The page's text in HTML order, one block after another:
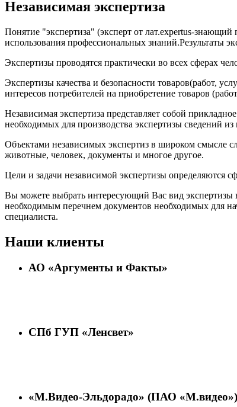
Независимая экспертиза
Понятие "экспертиза" (эксперт от лат.expertus-
использования профессиональных знаний.Результаты
Экспертизы проводятся практически во всех сферах
Экспертизы качества и безопасности товаров(работ,
интересов потребителей на приобретение товаров
Независимая экспертиза представляет собой
необходимых для производства экспертизы сведений
Объектами независимых экспертиз в широком смысле
животные, человек, документы и многое другое.
Цели и задачи независимой экспертизы определяются
Вы можете выбрать интересующий Вас вид экспертизы
необходимым перечнем документов необходимых для
специалиста.
Наши клиенты
АО «Аргументы и Факты»
СПб ГУП «Ленсвет»
«М.Видео-Эльдорадо» (ПАО «М.видео»)